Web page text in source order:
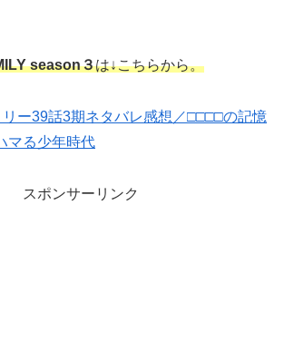
season３は↓こちらから。
リー39話3期ネタバレ感想／□□□□の記憶
マる少年時代
スポンサーリンク